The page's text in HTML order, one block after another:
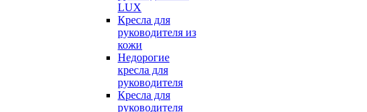
LUX
Кресла для
руководителя из
кожи
Недорогие
кресла для
руководителя
Кресла для
руководителя